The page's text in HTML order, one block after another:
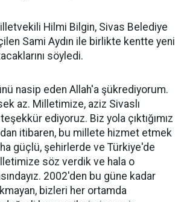
Hilmi Bilgin, Sivas Belediye
Sami Aydın ile birlikte kentte yeni
söyledi.
nasip eden Allah'a şükrediyorum.
az. Milletimize, aziz Sivaslı
ediyoruz. Biz yola çıktığımız
itibaren, bu millete hizmet etmek
güçlü, şehirlerde ve Türkiye'de
söz verdik ve hala o
2002'den bu güne kadar
bizleri her ortamda